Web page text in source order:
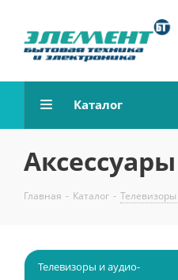
Каталог
Главная - Каталог -
Телевизоры и аудио-